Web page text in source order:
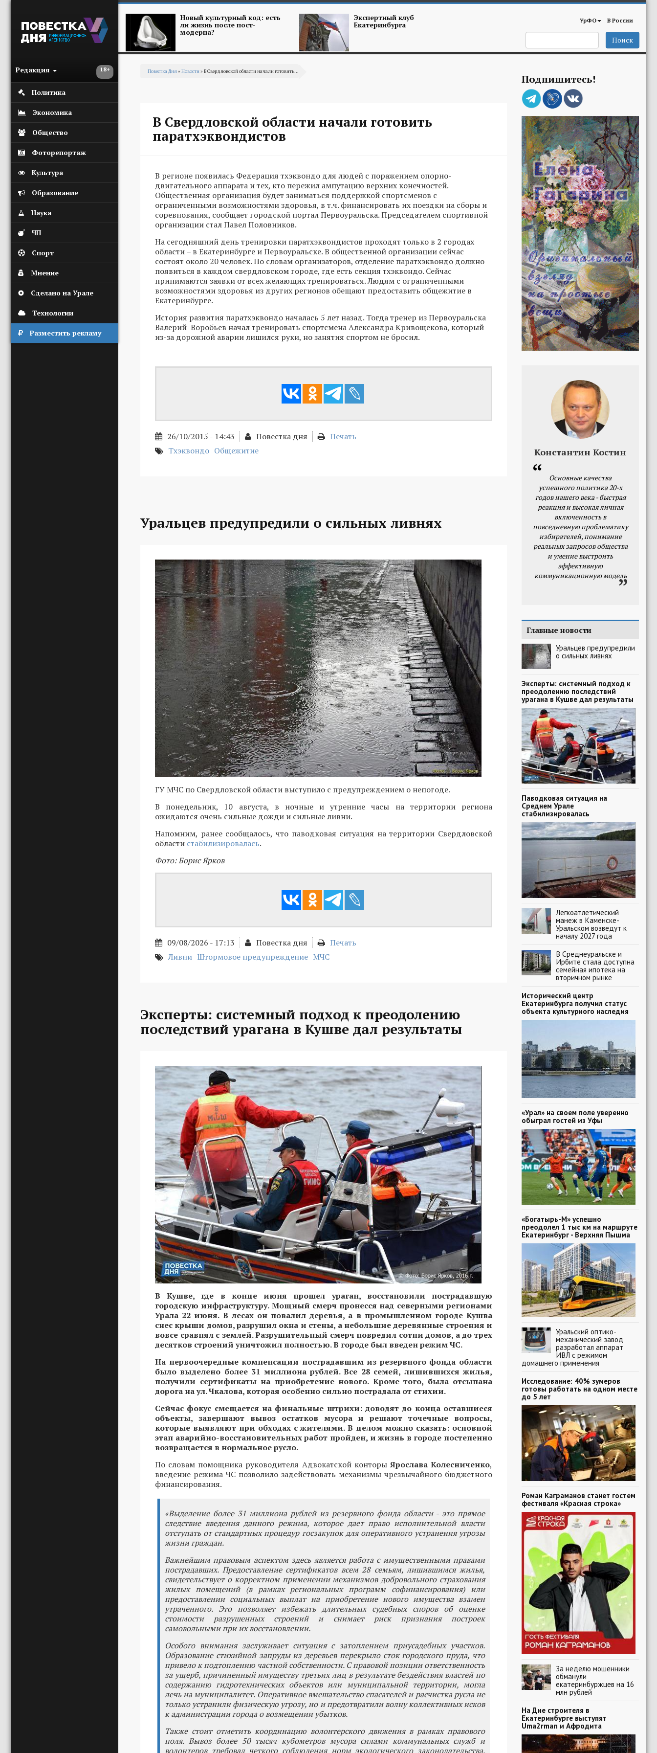
18+
Редакция
Политика
Экономика
Общество
Фоторепортаж
Культура
Образование
Наука
ЧП
Спорт
Мнение
Сделано на Урале
Технологии
Разместить рекламу
Новый культурный код: есть
ли жизнь после пост-
модерна?
Экспертный клуб
Екатеринбурга УрФО В России
Поиск
Повестка Дня» Новости» В Свердловской области начали готовить...
В Свердловской области начали готовить
паратхэквондистов
В регионе появилась Федерация тхэквондо для людей с поражением опорно-
двигательного аппарата и тех, кто пережил ампутацию верхних конечностей.
Общественная организация будет заниматься поддержкой спортсменов с
ограниченными возможностями здоровья, в т.ч. финансировать их поездки на сборы и
соревнования, сообщает городской портал Первоуральска. Председателем спортивной
организации стал Павел Половников.
На сегодняшний день тренировки паратхэквондистов проходят только в 2 городах
области – в Екатеринбурге и Первоуральске. В общественной организации сейчас
состоят около 20 человек. По словам организаторов, отделение паратхэквондо должно
появиться в каждом свердловском городе, где есть секция тхэквондо. Сейчас
принимаются заявки от всех желающих тренироваться. Людям с ограниченными
возможностями здоровья из других регионов обещают предоставить общежитие в
Екатеринбурге.
История развития паратхэквондо началась 5 лет назад. Тогда тренер из Первоуральска
Валерий Воробьев начал тренировать спортсмена Александра Кривощекова, который
из-за дорожной аварии лишился руки, но занятия спортом не бросил.
26/10/2015 - 14:43 Повестка дня
Печать
Тхэквондо Общежитие
Уральцев предупредили о сильных ливнях
ГУ МЧС по Свердловской области выступило с предупреждением о непогоде.
В понедельник, 10 августа, в ночные и утренние часы на территории региона
ожидаются очень сильные дожди и сильные ливни.
Напомним, ранее сообщалось, что паводковая ситуация на территории Свердловской
области стабилизировалась.
Фото: Борис Ярков
09/08/2026 - 17:13 Повестка дня
Печать
Ливни Штормовое предупреждение МЧС
Эксперты: системный подход к преодолению
последствий урагана в Кушве дал результаты
В Кушве, где в конце июня прошел ураган, восстановили пострадавшую
городскую инфраструктуру. Мощный смерч пронесся над северными регионами
Урала 22 июня. В лесах он повалил деревья, а в промышленном городе Кушва
снес крыши домов, разрушил окна и стены, а небольшие деревянные строения и
вовсе сравнял с землей. Разрушительный смерч повредил сотни домов, а до трех
десятков строений уничтожил полностью. В городе был введен режим ЧС.
На первоочередные компенсации пострадавшим из резервного фонда области
было выделено более 31 миллиона рублей. Все 28 семей, лишившихся жилья,
получили сертификаты на приобретение нового. Кроме того, была отсыпана
дорога на ул. Чкалова, которая особенно сильно пострадала от стихии.
Сейчас фокус смещается на финальные штрихи: доводят до конца оставшиеся
объекты, завершают вывоз остатков мусора и решают точечные вопросы,
которые выявляют при обходах с жителями. В целом можно сказать: основной
этап аварийно-восстановительных работ пройден, и жизнь в городе постепенно
возвращается в нормальное русло.
По словам помощника руководителя Адвокатской конторыЯрослава Колесниченко,
введение режима ЧС позволило задействовать механизмы чрезвычайного бюджетного
финансирования.
«Выделение более 31 миллиона рублей из резервного фонда области - это прямое
следствие введения данного режима, которое дает право исполнительной власти
отступать от стандартных процедур госзакупок для оперативного устранения угрозы
жизни граждан.
Важнейшим правовым аспектом здесь является работа с имущественными правами
пострадавших. Предоставление сертификатов всем 28 семьям, лишившимся жилья,
свидетельствует о корректном применении механизмов добровольного страхования
жилых помещений (в рамках региональных программ софинансирования) или
предоставлении социальных выплат на приобретение нового имущества взамен
утраченного. Это позволяет избежать длительных судебных споров об оценке
стоимости разрушенных строений и снимает риск признания построек
самовольными при их восстановлении.
Особого внимания заслуживает ситуация с затоплением приусадебных участков.
Образование стихийной запруды из деревьев перекрыло сток городского пруда, что
привело к подтоплению частной собственности. С правовой позиции ответственность
за ущерб, причиненный имуществу третьих лиц в результате бездействия властей по
содержанию гидротехнических объектов или муниципальной территории, могла
лечь на муниципалитет. Оперативное вмешательство спасателей и расчистка русла не
только устранили физическую угрозу, но и предотвратили волну коллективных исков
к администрации города о возмещении убытков.
Также стоит отметить координацию волонтерского движения в рамках правового
поля. Вывоз более 50 тысяч кубометров мусора силами коммунальных служб и
волонтеров требовал четкого соблюдения норм экологического законодательства.
Подпишитесь!
Константин Костин
Основные качества
успешного политика 20-х
годов нашего века - быстрая
реакция и высокая личная
включенность в
повседневную проблематику
избирателей, понимание
реальных запросов общества
и умение выстроить
эффективную
коммуникационную модель
Главные новости
Уральцев предупредили
о сильных ливнях
Эксперты: системный подход к
преодолению последствий
урагана в Кушве дал результаты
Паводковая ситуация на
Среднем Урале
стабилизировалась
Легкоатлетический
манеж в Каменске-
Уральском возведут к
началу 2027 года
В Среднеуральске и
Ирбите стала доступна
семейная ипотека на
вторичном рынке
Исторический центр
Екатеринбурга получил статус
объекта культурного наследия
«Урал» на своем поле уверенно
обыграл гостей из Уфы
«Богатырь-М» успешно
преодолел 1 тыс км на маршруте
Екатеринбург - Верхняя Пышма
Уральский оптико-
механический завод
разработал аппарат
ИВЛ с режимом
домашнего применения
Исследование: 40% зумеров
готовы работать на одном месте
до 5 лет
Роман Каграманов станет гостем
фестиваля «Красная строка»
За неделю мошенники
обманули
екатеринбуржцев на 16
млн рублей
На Дне строителя в
Екатеринбурге выступят
Uma2rman и Афродита